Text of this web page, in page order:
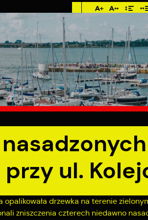
Imieniny: Sława,
Jakub, Stefan
22°C
MIESZKANIEC
Łabędzim Stawem przy ul. Kolejowej
ul.
drzewka na terenie
zniszczenia czterech niedawno